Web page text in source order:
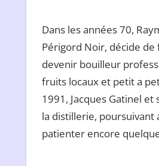
Dans les années 70,
Périgord Noir, décide
devenir bouilleur
fruits locaux et petit a
1991, Jacques Gatinel
la distillerie, poursuivant
patienter encore